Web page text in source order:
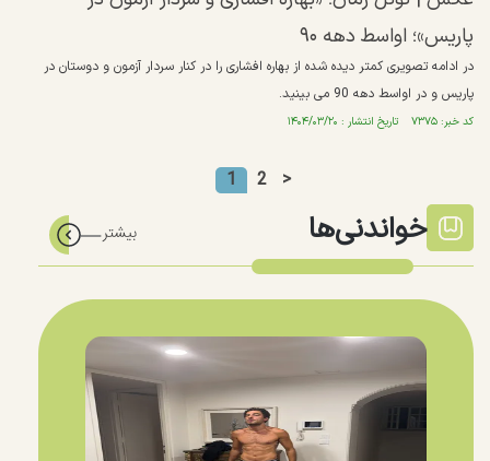
پاریس»؛ اواسط دهه ۹۰
در ادامه تصویری کمتر دیده شده از بهاره افشاری را در کنار سردار آزمون و دوستان در
پاریس و در اواسط دهه 90 می بینید.
کد خبر: ۷۳۷۵ تاریخ انتشار : ۱۴۰۴/۰۳/۲۰
1 2 >
خواندنی‌ها